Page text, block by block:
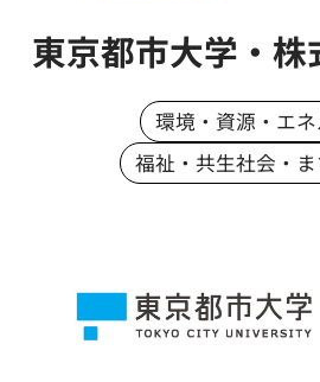
東京都市大学・
環境・資源・エ
福祉・共生社会・